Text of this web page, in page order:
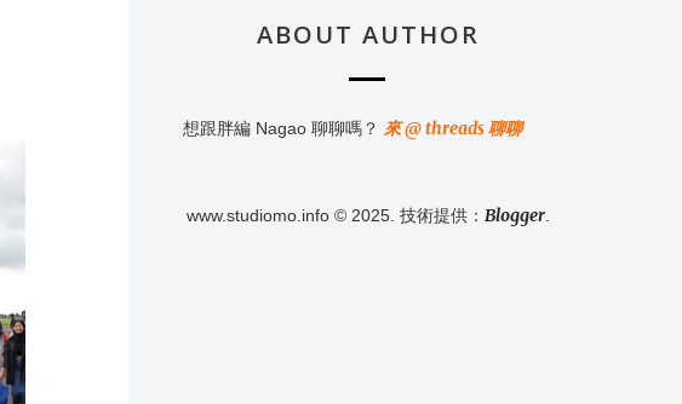
ABOUT AUTHOR
想跟胖編 Nagao 聊聊嗎？ 來 @ threads 聊聊
www.studiomo.info © 2025. 技術提供： Blogger